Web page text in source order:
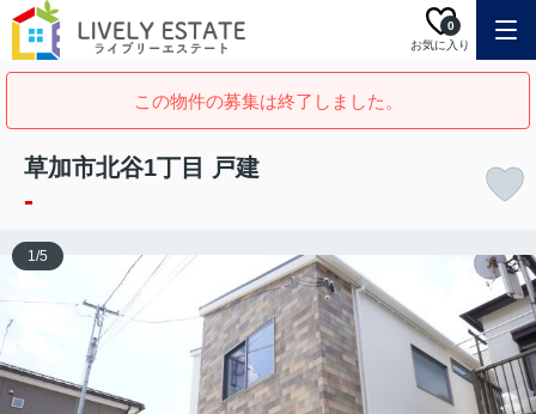
お気に入り
0
この物件の募集は終了しました。
草加市北谷1丁目 戸建
-
1/5